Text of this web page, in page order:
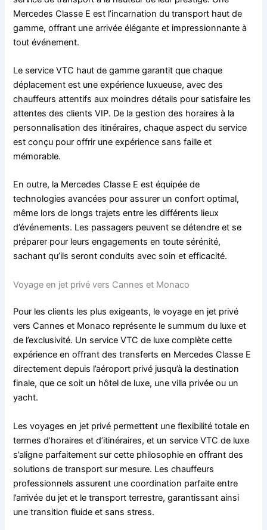
Mercedes Classe E est l’incarnation du transport haut de
gamme, offrant une arrivée élégante et impressionnante à
tout événement.
Le service VTC haut de gamme garantit que chaque
déplacement est une expérience luxueuse, avec des
chauffeurs attentifs aux moindres détails pour satisfaire les
attentes des clients VIP. De la gestion des horaires à la
personnalisation des itinéraires, chaque aspect du service
est conçu pour offrir une expérience sans faille et
mémorable.
En outre, la Mercedes Classe E est équipée de
technologies avancées pour assurer un confort optimal,
même lors de longs trajets entre les différents lieux
d’événements. Les passagers peuvent se détendre et se
préparer pour leurs engagements en toute sérénité,
sachant qu’ils seront conduits avec soin et efficacité.
Voyage en jet privé vers Cannes et Monaco
Pour les clients les plus exigeants, le voyage en jet privé
vers Cannes et Monaco représente le summum du luxe et
de l’exclusivité. Un service VTC de luxe complète cette
expérience en offrant des transferts en Mercedes Classe E
directement depuis l’aéroport privé jusqu’à la destination
finale, que ce soit un hôtel de luxe, une villa privée ou un
yacht.
Les voyages en jet privé permettent une flexibilité totale en
termes d’horaires et d’itinéraires, et un service VTC de luxe
s’aligne parfaitement sur cette philosophie en offrant des
solutions de transport sur mesure. Les chauffeurs
professionnels assurent une coordination parfaite entre
l’arrivée du jet et le transport terrestre, garantissant ainsi
une transition fluide et sans stress.